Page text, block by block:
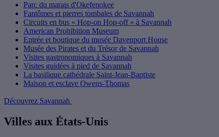
Parc du marais d'Okefenokee
Fantômes et pierres tombales de Savannah
Circuits en bus « Hop-on Hop-off » à Savannah
American Prohibition Museum
Entrée et boutique du musée Davenport House
Musée des Pirates et du Trésor de Savannah
Visites gastronomiques à Savannah
Visites guidées à pied de Savannah
La basilique cathédrale Saint-Jean-Baptiste
Maison et esclave Owens-Thomas
Découvrez Savannah
Villes aux États-Unis